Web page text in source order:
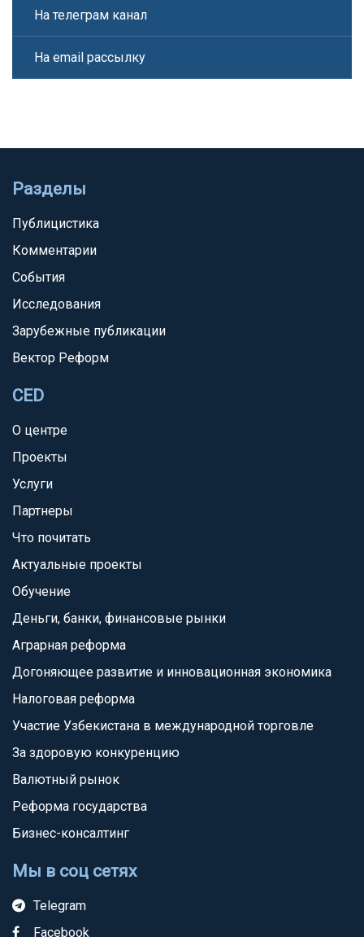
На телеграм канал
На email рассылку
Разделы
Публицистика
Комментарии
События
Исследования
Зарубежные публикации
Вектор Реформ
CED
О центре
Проекты
Услуги
Партнеры
Что почитать
Актуальные проекты
Обучение
Деньги, банки, финансовые рынки
Аграрная реформа
Догоняющее развитие и инновационная экономика
Налоговая реформа
Участие Узбекистана в международной торговле
За здоровую конкуренцию
Валютный рынок
Реформа государства
Бизнес-консалтинг
Мы в соц сетях
Telegram
Facebook